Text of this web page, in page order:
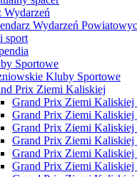
Wydarzeń
Wydarzeń
sport
Sportowe
Kluby Sportowe
Prix Ziemi Kaliskiej
Grand Prix Ziemi Kaliskiej
Grand Prix Ziemi Kaliskiej
Grand Prix Ziemi Kaliskiej
Grand Prix Ziemi Kaliskiej
Grand Prix Ziemi Kaliskiej
Grand Prix Ziemi Kaliskiej